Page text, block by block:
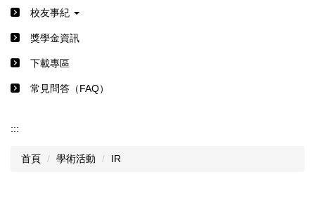
校友事紀
獎學金資訊
下載專區
常見問答（FAQ）
:::
首頁 學術活動 IR